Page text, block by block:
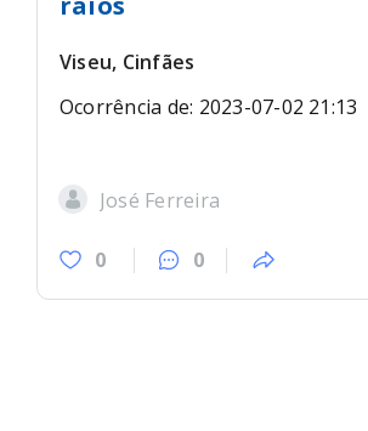
Viseu, Cinfães
Ocorrência de: 2023-07-02 21:13
José Ferreira
0 0